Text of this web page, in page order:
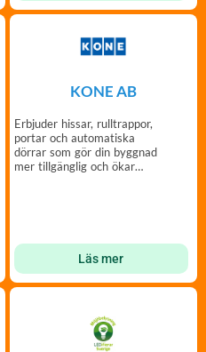
KONE AB
Erbjuder hissar, rulltrappor,
portar och automatiska
dörrar som gör din byggnad
mer tillgänglig och ökar
Läs mer